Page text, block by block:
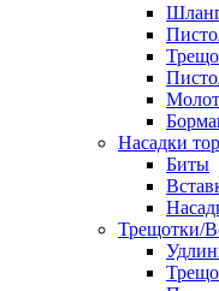
Насадки
Биты
Трещотки/